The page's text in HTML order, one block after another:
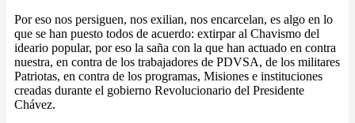
Por eso nos persiguen, nos exilian, nos encarcelan, es algo en lo
que se han puesto todos de acuerdo: extirpar al Chavismo del
ideario popular, por eso la saña con la que han actuado en contra
nuestra, en contra de los trabajadores de PDVSA, de los militares
Patriotas, en contra de los programas, Misiones e instituciones
creadas durante el gobierno Revolucionario del Presidente
Chávez.